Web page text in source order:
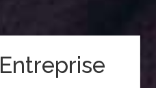
Entreprise